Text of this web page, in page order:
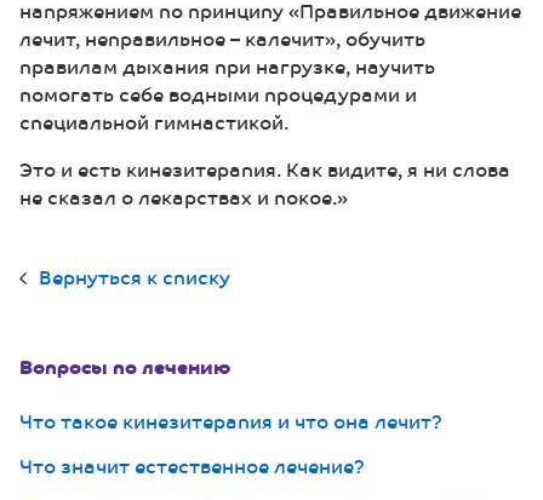
напряжением по принципу «Правильное движение
лечит, неправильное – калечит», обучить
правилам дыхания при нагрузке, научить
помогать себе водными процедурами и
специальной гимнастикой.
Это и есть кинезитерапия. Как видите, я ни слова
не сказал о лекарствах и покое.»
Вернуться к списку
Вопросы по лечению
Что такое кинезитерапия и что она лечит?
Что значит естественное лечение?